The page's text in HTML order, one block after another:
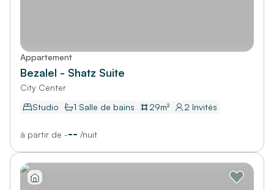
Appartement
Bezalel - Shatz Suite
City Center
Studio
1 Salle de bains 29m² 2 Invités
à partir de --- /nuit